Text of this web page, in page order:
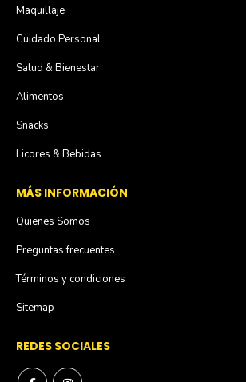
Maquillaje
Cuidado Personal
Salud & Bienestar
Alimentos
Snacks
Licores & Bebidas
MÁS INFORMACIÓN
Quienes Somos
Preguntas frecuentes
Términos y condiciones
Sitemap
REDES SOCIALES